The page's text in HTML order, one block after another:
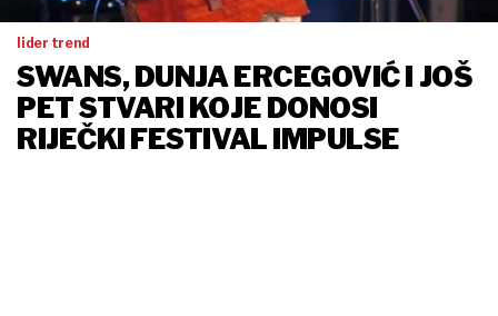
lider trend
SWANS, DUNJA ERCEGOVIĆ I JOŠ
PET STVARI KOJE DONOSI
RIJEČKI FESTIVAL IMPULSE